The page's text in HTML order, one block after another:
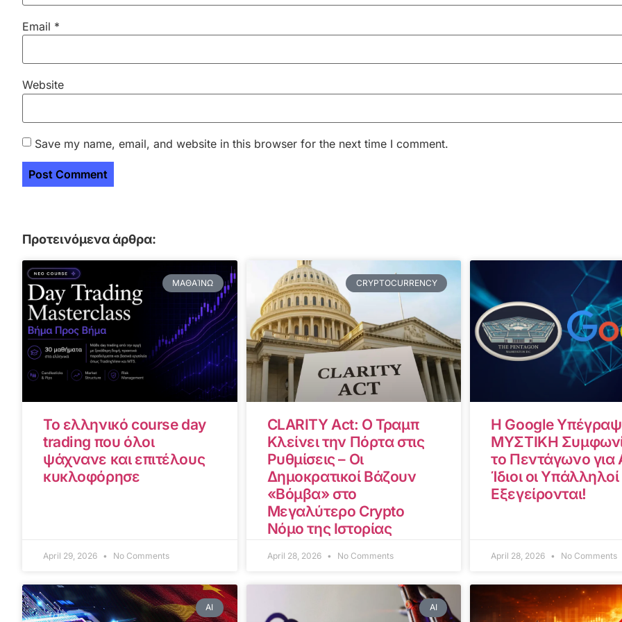
Email *
Website
Save my name, email, and website in this browser for the next time I comment.
Προτεινόμενα άρθρα:
ΜΑΘΑΊΝΩ
Το ελληνικό course day
trading που όλοι
ψάχνανε και επιτέλους
κυκλοφόρησε
April 29, 2026 No Comments
CRYPTOCURRENCY
CLARITY Act: Ο Τραμπ
Κλείνει την Πόρτα στις
Ρυθμίσεις – Οι
Δημοκρατικοί Βάζουν
«Βόμβα» στο
Μεγαλύτερο Crypto
Νόμο της Ιστορίας
April 28, 2026 No Comments
Η Google
ΜΥΣΤΙΚΗ
το Πεντάγωνο για
Ίδιοι οι
Εξεγείρονται!
April 28, 2026 No Comments
AI AI